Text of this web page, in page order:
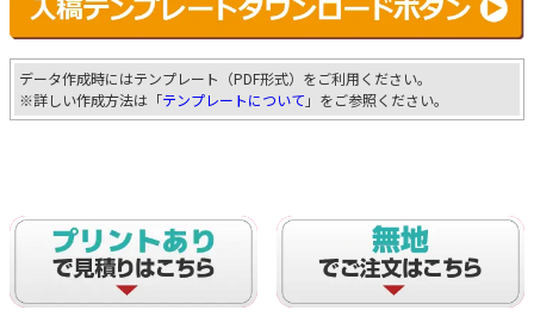
データ作成時にはテンプレート（PDF形式）をご利用ください。
※詳しい作成方法は「テンプレートについて 」をご参照ください。